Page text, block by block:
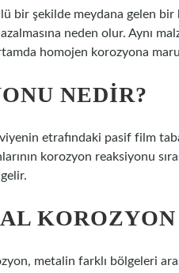
bir şekilde meydana gelen
neden olur. Aynı
homojen korozyona
NEDIR?
etrafındaki pasif film
korozyon reaksiyonu
KOROZYON
metalin farklı bölgeleri